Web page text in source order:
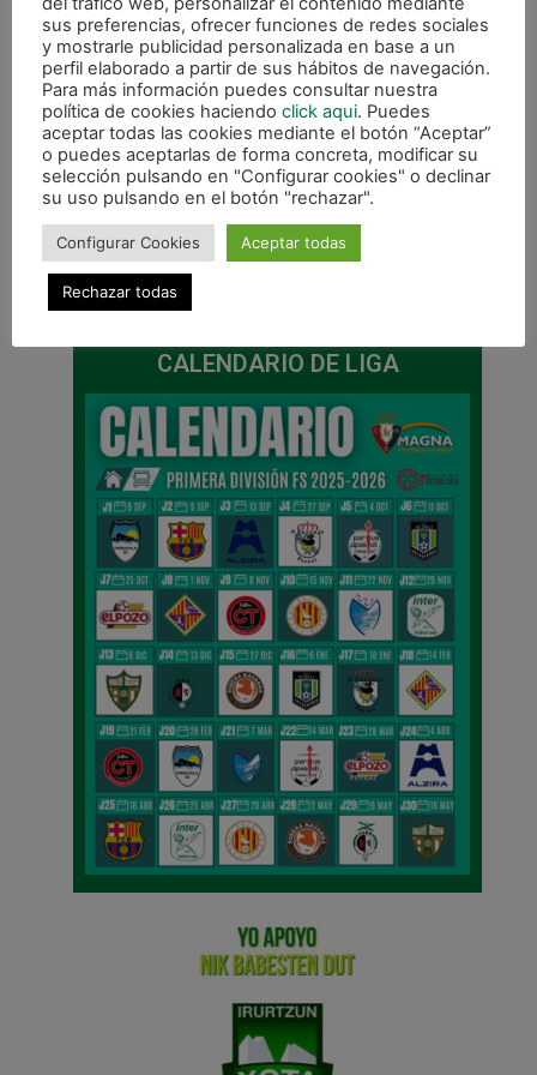
FS – AZKAR LUGO y sábado 27 de abril RIOS
RENOVABLES – GALDAR GRAN CANARIA. Todos
los encuentros se jugarán a las 13 horas.
ANTERIOR
CALENDARIO DE LIGA
sus preferencias, ofrecer funciones de redes sociales
y mostrarle publicidad personalizada en base a un
perfil elaborado a partir de sus hábitos de navegación.
Para más información puedes consultar nuestra
política de cookies haciendo click aqui. Puedes
aceptar todas las cookies mediante el botón “Aceptar”
o puedes aceptarlas de forma concreta, modificar su
selección pulsando en "Configurar cookies" o declinar
su uso pulsando en el botón "rechazar".
Configurar Cookies Aceptar todas
Rechazar todas